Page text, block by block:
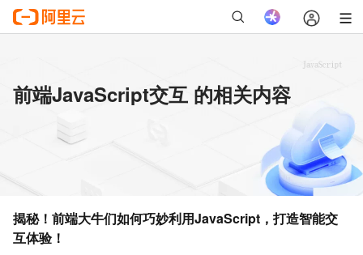
前端JavaScript交互 的相关内容
揭秘！前端大牛们如何巧妙利用JavaScript，打造智能交
互体验！